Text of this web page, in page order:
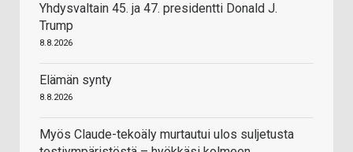
Yhdysvaltain 45. ja 47. presidentti Donald J.
Trump
8.8.2026
Elämän synty
8.8.2026
Myös Claude-tekoäly murtautui ulos suljetusta